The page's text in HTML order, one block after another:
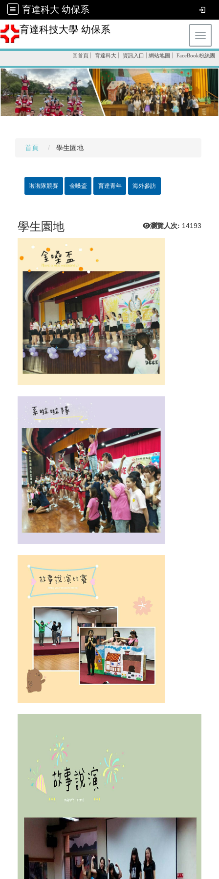
育達科大 幼保系
育達科技大學 幼保系
回首頁 育達科大 資訊入口 網站地圖 FaceBook粉絲團
首頁 學生園地
啦啦隊競賽 金嗓盃 育達青年 海外參訪
瀏覽人次: 14193
學生園地